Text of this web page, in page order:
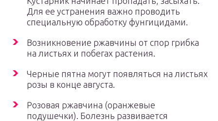
Для ее устранения важно проводить
специальную обработку фунгицидами.
Возникновение ржавчины от спор грибка
на листьях и побегах растения.
Черные пятна могут появляться на листьях
розы в конце августа.
Розовая ржавчина (оранжевые
подушечки). Болезнь развивается